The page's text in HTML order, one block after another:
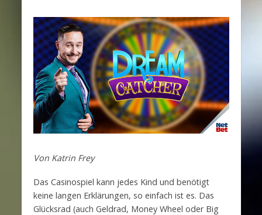
Von Katrin Frey
Das Casinospiel kann jedes Kind und benötigt
keine langen Erklärungen, so einfach ist es. Das
Glücksrad (auch Geldrad, Money Wheel oder Big